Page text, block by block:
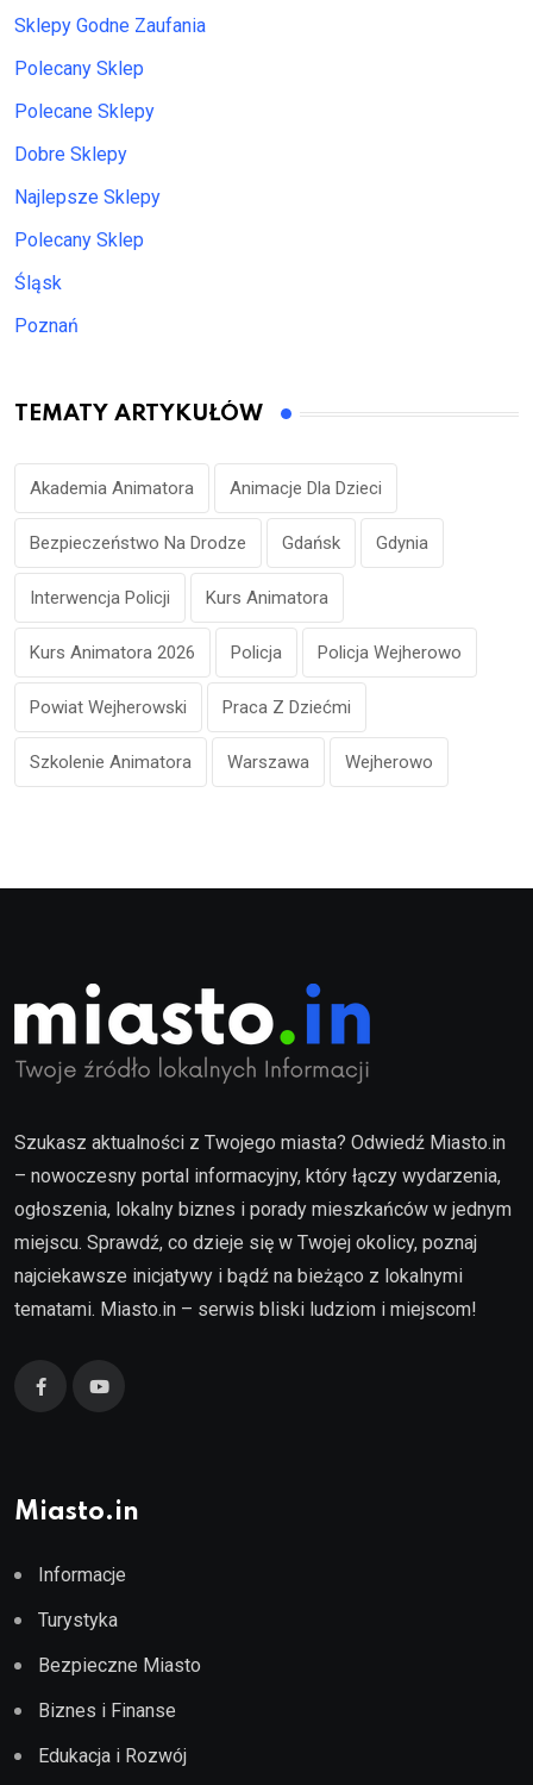
Sklepy Godne Zaufania
Polecany Sklep
Polecane Sklepy
Dobre Sklepy
Najlepsze Sklepy
Polecany Sklep
Śląsk
Poznań
TEMATY ARTYKUŁÓW
Akademia Animatora Animacje Dla Dzieci
Bezpieczeństwo Na Drodze Gdańsk Gdynia
Interwencja Policji Kurs Animatora
Kurs Animatora 2026 Policja Policja Wejherowo
Powiat Wejherowski Praca Z Dziećmi
Szkolenie Animatora Warszawa Wejherowo
Szukasz aktualności z Twojego miasta? Odwiedź Miasto.in
– nowoczesny portal informacyjny, który łączy wydarzenia,
ogłoszenia, lokalny biznes i porady mieszkańców w jednym
miejscu. Sprawdź, co dzieje się w Twojej okolicy, poznaj
najciekawsze inicjatywy i bądź na bieżąco z lokalnymi
tematami. Miasto.in – serwis bliski ludziom i miejscom!
Miasto.in
Informacje
Turystyka
Bezpieczne Miasto
Biznes i Finanse
Edukacja i Rozwój